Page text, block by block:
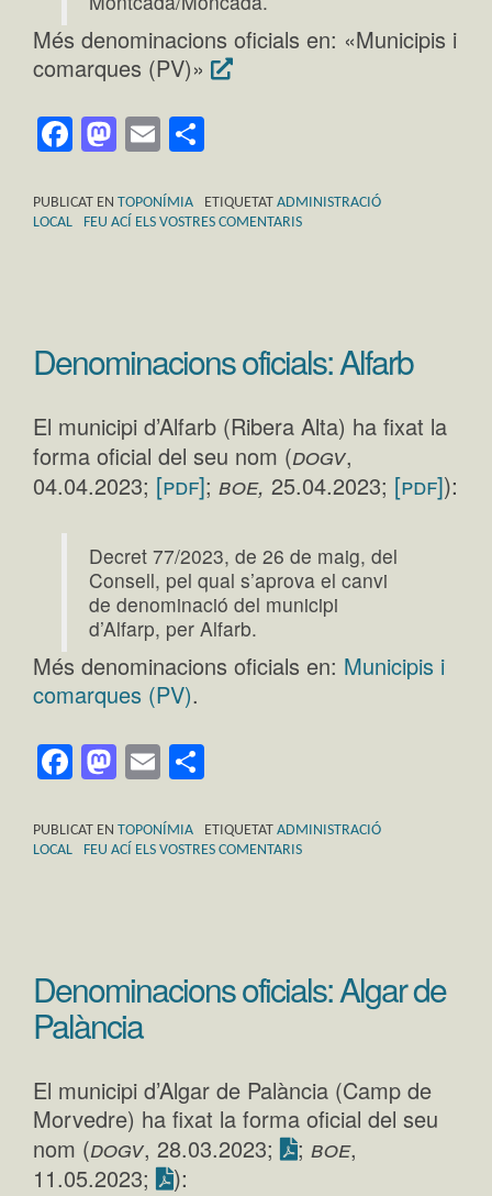
Més denominacions oficials en: «Municipis i
comarques (PV)»
Facebook
Mastodon
Email
PUBLICAT EN TOPONÍMIA ETIQUETAT ADMINISTRACIÓ
LOCAL
FEU ACÍ ELS VOSTRES COMENTARIS
Denominacions oficials: Alfarb
El municipi d’Alfarb (Ribera Alta) ha fixat la
forma oficial del seu nom (dogv,
04.04.2023; [pdf]; boe, 25.04.2023; [pdf]):
Decret 77/2023, de 26 de maig, del
Consell, pel qual s’aprova el canvi
de denominació del municipi
d’Alfarp, per Alfarb.
Més denominacions oficials en: Municipis i
comarques (PV).
Facebook
Mastodon
Email
PUBLICAT EN TOPONÍMIA ETIQUETAT ADMINISTRACIÓ
LOCAL
FEU ACÍ ELS VOSTRES COMENTARIS
Denominacions oficials: Algar de
Palància
El municipi d’Algar de Palància (Camp de
Morvedre) ha fixat la forma oficial del seu
nom (dogv, 28.03.2023; ; boe,
11.05.2023; ):